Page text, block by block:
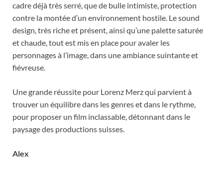
cadre déjà très serré, que de bulle intimiste, protection
contre la montée d’un environnement hostile. Le sound
design, très riche et présent, ainsi qu’une palette saturée
et chaude, tout est mis en place pour avaler les
personnages à l’image, dans une ambiance suintante et
fiévreuse.
Une grande réussite pour Lorenz Merz qui parvient à
trouver un équilibre dans les genres et dans le rythme,
pour proposer un film inclassable, détonnant dans le
paysage des productions suisses.
Alex